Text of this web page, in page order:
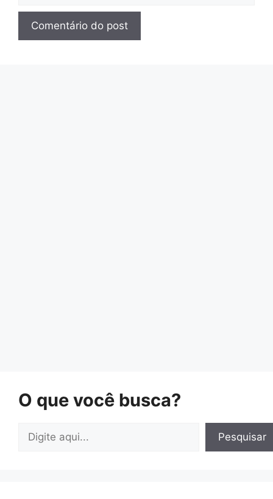
O que você busca?
Pesquisar
Pesquisar